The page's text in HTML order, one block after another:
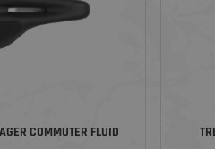
COMMUTER FLUID